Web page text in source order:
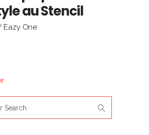
au Stencil
Eazy One